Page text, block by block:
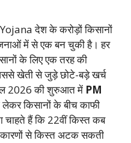
देश के करोड़ों किसानों
में से एक बन चुकी है। हर
के लिए एक तरह की
खेती से जुड़े छोटे-बड़े खर्च
2026 की शुरुआत में PM
किसानों के बीच काफी
चाहते हैं कि 22वीं किस्त कब
से किस्त अटक सकती